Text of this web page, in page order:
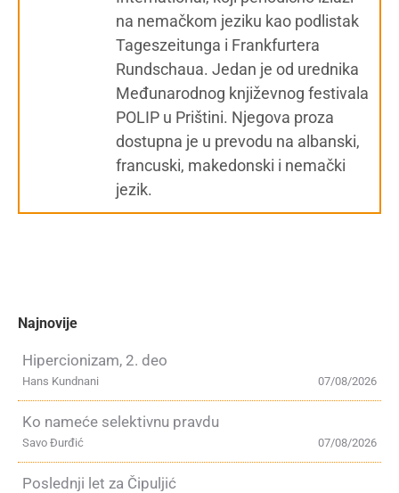
na nemačkom jeziku kao podlistak
Tageszeitunga i Frankfurtera
Rundschaua. Jedan je od urednika
Međunarodnog književnog festivala
POLIP u Prištini. Njegova proza
dostupna je u prevodu na albanski,
francuski, makedonski i nemački
jezik.
Najnovije
Hipercionizam, 2. deo
07/08/2026
Hans Kundnani
Ko nameće selektivnu pravdu
07/08/2026
Savo Đurđić
Poslednji let za Čipuljić